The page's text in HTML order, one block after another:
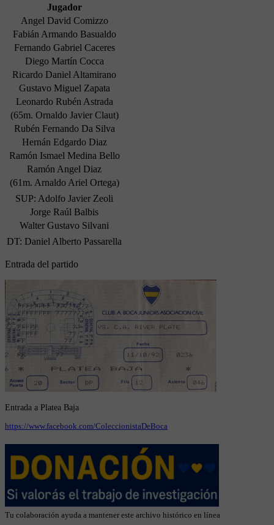
Jugador
Angel David Comizzo
Fabián Armando Basualdo
Fernando Gabriel Caceres
Diego Martín Cocca
Ricardo Daniel Altamirano
Gustavo Miguel Zapata
Leonardo Rubén Astrada
(65m. Ornaldo Javier Claut)
Rubén Fernando Da Silva
Hernán Edgardo Diaz
Ramón Ismael Medina Bello
Ramón Angel Diaz
(61m. Arnaldo Ariel Ortega)
SUP: Adolfo Javier Zeoli
Jorge Raúl Balbis
Walter Gustavo Silvani
DT: Daniel Alberto Passarella
Entrada del partido
Entrada a Platea Baja
https://www.facebook.com/ColeccionistaDeBoca
Tu colaboración ayuda a mantener este archivo histórico en línea